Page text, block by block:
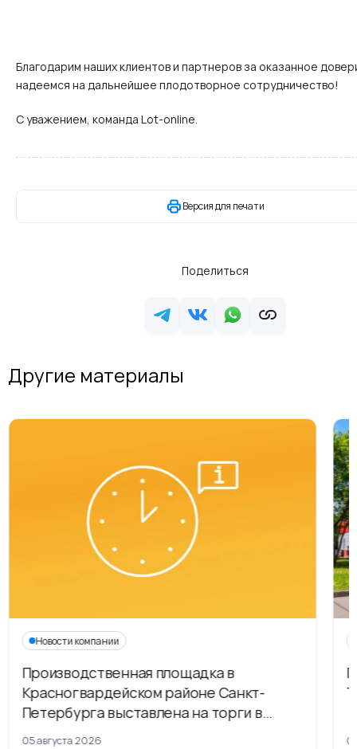
Благодарим наших клиентов и партнеров за оказанное
надеемся на дальнейшее плодотворное сотрудничество!
С уважением, команда Lot-online.
Версия для печати
Поделиться
Другие материалы
Новости компании
Производственная площадка в
Красногвардейском районе Санкт-
Петербурга выставлена на торги в
рамках приватизации
05 августа 2026